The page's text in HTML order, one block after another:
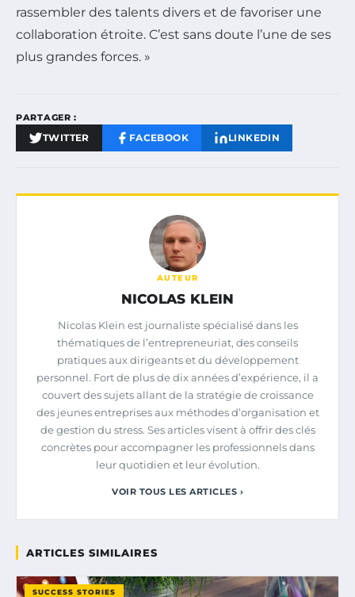
rassembler des talents divers et de favoriser une
collaboration étroite. C’est sans doute l’une de ses
plus grandes forces. »
PARTAGER :
TWITTER FACEBOOK LINKEDIN
AUTEUR
NICOLAS KLEIN
Nicolas Klein est journaliste spécialisé dans les
thématiques de l’entrepreneuriat, des conseils
pratiques aux dirigeants et du développement
personnel. Fort de plus de dix années d’expérience, il a
couvert des sujets allant de la stratégie de croissance
des jeunes entreprises aux méthodes d’organisation et
de gestion du stress. Ses articles visent à offrir des clés
concrètes pour accompagner les professionnels dans
leur quotidien et leur évolution.
VOIR TOUS LES ARTICLES ›
ARTICLES SIMILAIRES
SUCCESS STORIES